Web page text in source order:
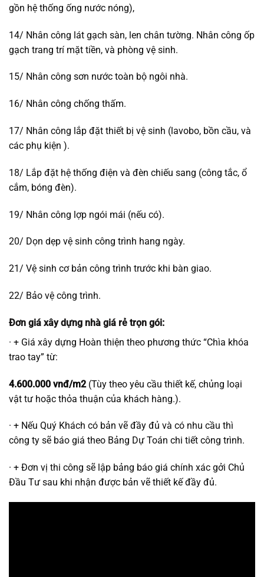
gồn hệ thống ống nước nóng),
14/ Nhân công lát gạch sàn, len chân tường. Nhân công ốp
gạch trang trí mặt tiền, và phòng vệ sinh.
15/ Nhân công sơn nước toàn bộ ngôi nhà.
16/ Nhân công chống thấm.
17/ Nhân công lắp đặt thiết bị vệ sinh (lavobo, bồn cầu, và
các phụ kiện ).
18/ Lắp đặt hệ thống điện và đèn chiếu sang (công tắc, ổ
cắm, bóng đèn).
19/ Nhân công lợp ngói mái (nếu có).
20/ Dọn dẹp vệ sinh công trình hang ngày.
21/ Vệ sinh cơ bản công trình trước khi bàn giao.
22/ Bảo vệ công trình.
Đơn giá xây dựng nhà giá rẻ trọn gói:
· + Giá xây dựng Hoàn thiện theo phương thức “Chìa khóa
trao tay” từ:
4.600.000 vnđ/m2(Tùy theo yêu cầu thiết kế, chủng loại
vật tư hoặc thỏa thuận của khách hàng.).
· + Nếu Quý Khách có bản vẽ đầy đủ và có nhu cầu thì
công ty sẽ báo giá theo Bảng Dự Toán chi tiết công trình.
· + Đơn vị thi công sẽ lập bảng báo giá chính xác gởi Chủ
Đầu Tư sau khi nhận được bản vẽ thiết kế đầy đủ.